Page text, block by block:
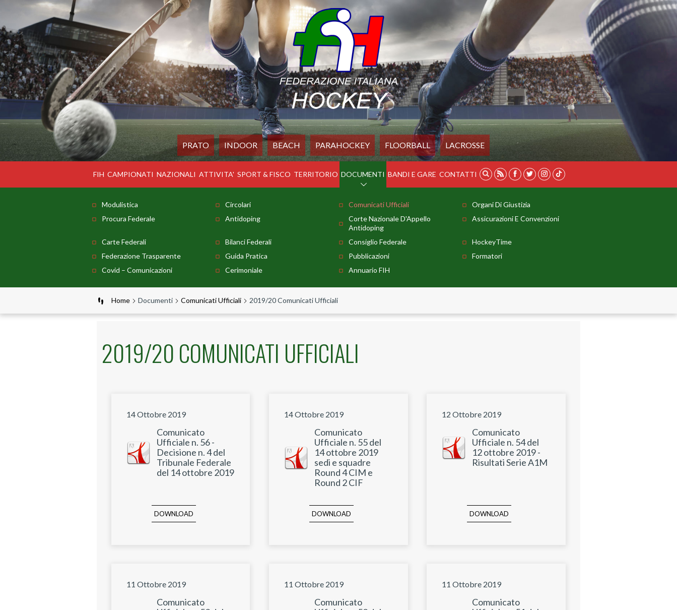
PRATO INDOOR BEACH PARAHOCKEY FLOORBALL LACROSSE
FIH CAMPIONATI NAZIONALI ATTIVITA' SPORT & FISCO TERRITORIO DOCUMENTI BANDI E GARE CONTATTI
Modulistica Circolari Comunicati Ufficiali
Organi Di Giustizia
Procura Federale
Antidoping
Corte Nazionale D'Appello
Antidoping
Assicurazioni E Convenzioni
Carte Federali Bilanci Federali Consiglio Federale
HockeyTime
Federazione Trasparente
Guida Pratica Pubblicazioni
Formatori
Covid – Comunicazioni
Cerimoniale Annuario FIH
Home Documenti Comunicati Ufficiali 2019/20 Comunicati Ufficiali
2019/20 COMUNICATI UFFICIALI
14 Ottobre 2019
Comunicato
Ufficiale n. 56 -
Decisione n. 4 del
Tribunale Federale
del 14 ottobre 2019
DOWNLOAD
14 Ottobre 2019
Comunicato
Ufficiale n. 55 del
14 ottobre 2019
sedi e squadre
Round 4 CIM e
Round 2 CIF
DOWNLOAD
12 Ottobre 2019
Comunicato
Ufficiale n. 54 del
12 ottobre 2019 -
Risultati Serie A1M
DOWNLOAD
11 Ottobre 2019
Comunicato
11 Ottobre 2019
Comunicato
11 Ottobre 2019
Comunicato